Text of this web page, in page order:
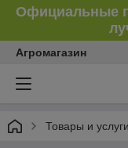
Официальные
Агромагазин
Товары и услуги